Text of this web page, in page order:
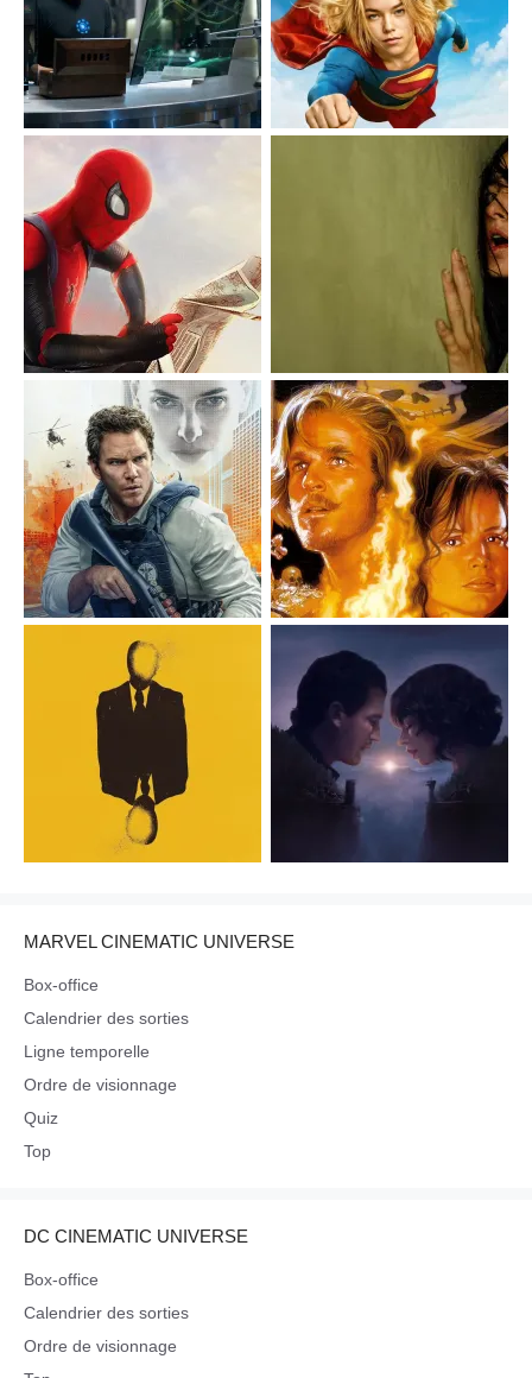
MARVEL CINEMATIC UNIVERSE
Box-office
Calendrier des sorties
Ligne temporelle
Ordre de visionnage
Quiz
Top
DC CINEMATIC UNIVERSE
Box-office
Calendrier des sorties
Ordre de visionnage